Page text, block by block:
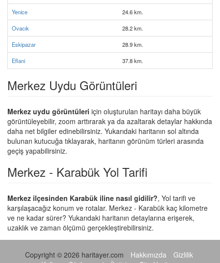
Yenice 24.6 km.
Ovacık 28.2 km.
Eskipazar 28.9 km.
Eflani 37.8 km.
Merkez Uydu Görüntüleri
Merkez uydu görüntüleri için oluşturulan haritayı daha büyük
görüntüleyebilir, zoom arttırarak ya da azaltarak detaylar hakkında
daha net bilgiler edinebilirsiniz. Yukarıdaki haritanın sol altında
bulunan kutucuğa tıklayarak, haritanın görünüm türleri arasında
geçiş yapabilirsiniz.
Merkez - Karabük Yol Tarifi
Merkez ilçesinden Karabük iline nasıl gidilir?, Yol tarifi ve
karşılaşacağız konum ve rotalar. Merkez - Karabük kaç kilometre
ve ne kadar sürer? Yukarıdaki haritanın detaylarına erişerek,
uzaklık ve zaman ölçümü gerçekleştirebilirsiniz.
Copyright © 2026 haritayer.com Hakkımızda
Gizlilik